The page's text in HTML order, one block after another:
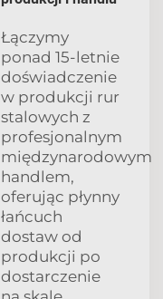
Łączymy
ponad 15-letnie
doświadczenie
w produkcji rur
stalowych z
profesjonalnym
międzynarodowym
handlem,
oferując płynny
łańcuch
dostaw od
produkcji po
dostarczenie